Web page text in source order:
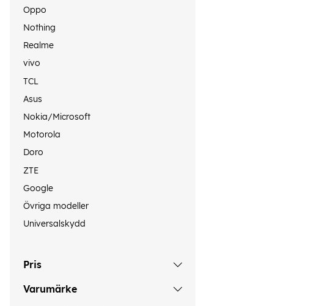
Oppo
Nothing
Realme
vivo
TCL
Asus
Nokia/Microsoft
Motorola
Doro
ZTE
Google
Övriga modeller
Universalskydd
Pris
Varumärke